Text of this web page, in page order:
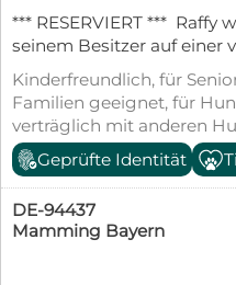
*** RESERVIERT *** Raffy
seinem Besitzer auf einer
entsorgt. Raffy hatte
nicht überfahren wurde.
und fast blind. Jetzt ist er
ungarischen Pflegestelle
ganz lieber, freundlicher,
verschmuster und
einen lieben Menschen,
steht und ihm noch ein
Raffy ist komplett
kastriert, gechipt und im
Kinderfreundlich, für
Familien geeignet, für
verträglich mit anderen
kastriert/sterilisiert,
Pflichtimpfungen),
Heimtierausweis, aus dem
Tierschutzgesetz §11
Geprüfte Identität
DE-94437
Mamming Bayern